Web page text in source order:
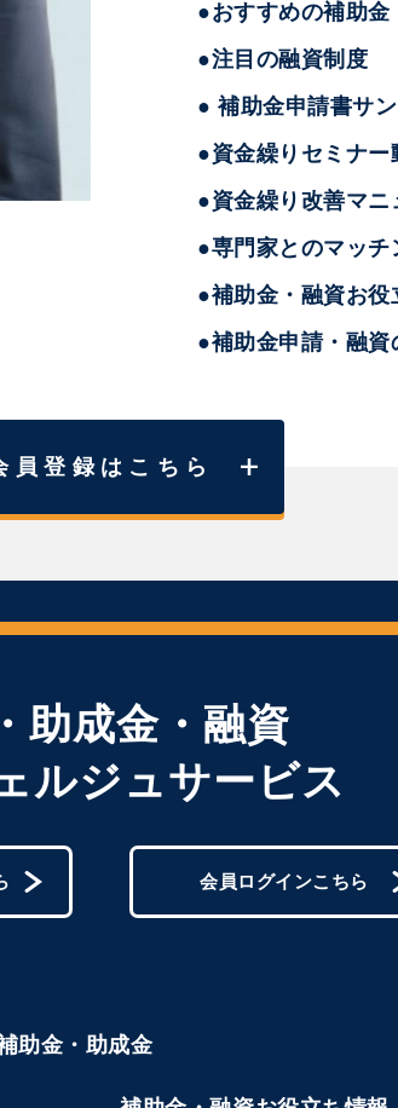
●おすすめの補助金
●注目の融資制度
● 補助金申請書サ
●資金繰りセミナー
●資金繰り改善マニ
●専門家とのマッチ
●補助金・融資お役
●補助金申請・融資
員登録はこちら
助成金・融資
ルジュサービス
会員ログインこちら
助金・助成金